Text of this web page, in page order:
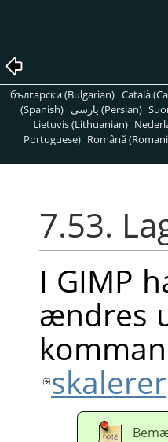
български (Bulgarian) Català
(Spanish)
پارسی (Persian)
Lietuvis (Lithuanian)
Portuguese) Română
7.53.
I GIMP
ændres
skalerer